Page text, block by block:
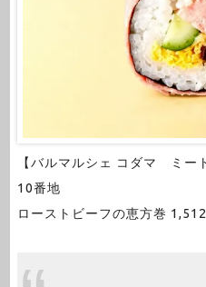
【バルマルシェ コダマ ミー
10番地
ローストビーフの恵方巻